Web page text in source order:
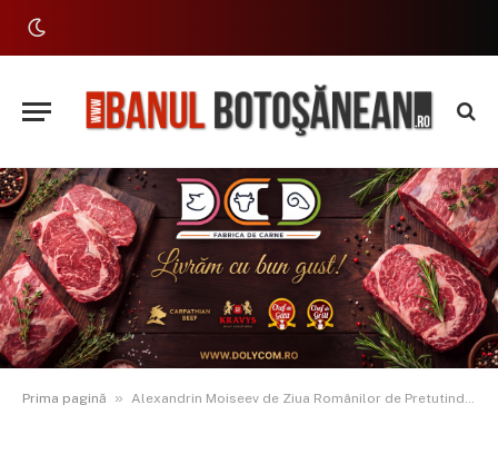
Prima pagină » Alexandrin Moiseev de Ziua Românilor de Pretutindeni: „Sunt un român născut în Basarabia, cunosc lupta pentru identitate”